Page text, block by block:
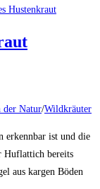
der Natur/Wildkräuter
erkennbar ist und die
Huflattich bereits
aus kargen Böden